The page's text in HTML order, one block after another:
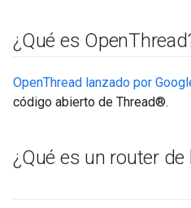
¿Qué es Open
OpenThread lanzado por
código abierto de Thread®.
¿Qué es un router